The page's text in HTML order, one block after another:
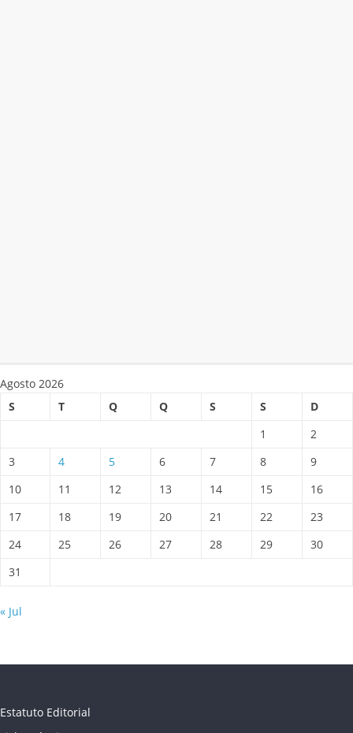
Agosto 2026
S
T Q Q S S
D
1
2
3
4 5 6 7 8
9
10
11 12 13 14 15
16
17
18 19 20 21 22
23
24
25 26 27 28 29
30
31
« Jul
Estatuto Editorial